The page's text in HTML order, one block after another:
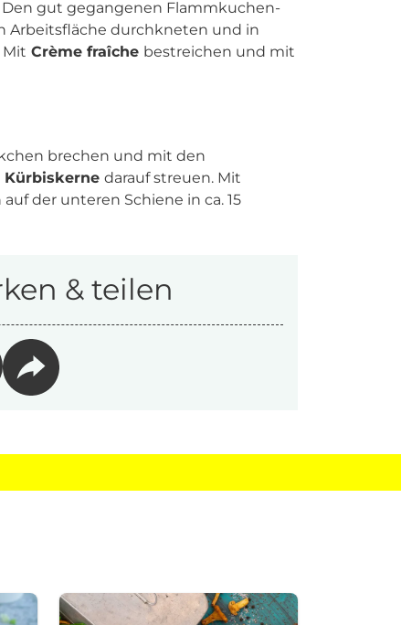
gut gegangenen Flammkuchen-
Arbeitsfläche durchkneten und in
Mit Crème fraîche bestreichen und mit
brechen und mit den
Kürbiskerne darauf streuen. Mit
der unteren Schiene in ca. 15
& teilen